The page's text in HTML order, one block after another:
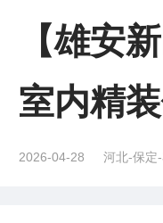
【雄安
室内精
2026-04-28 河北-保定